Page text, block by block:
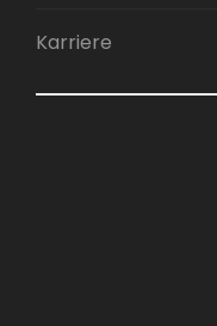
Karriere